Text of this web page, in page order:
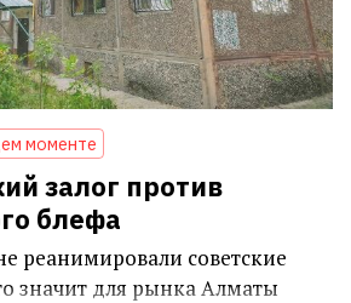
моменте
залог против
блефа
реанимировали советские
значит для рынка Алматы